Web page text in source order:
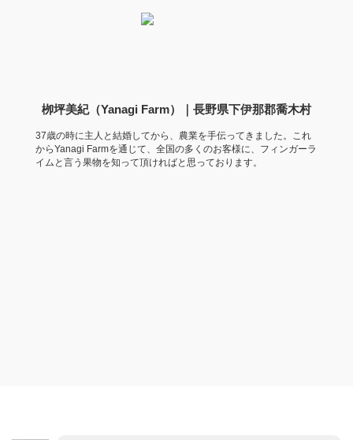
栁坪美紀（Yanagi Farm）｜長野県下伊那郡喬木村
37歳の時に主人と結婚してから、農業を手伝ってきました。これ
からYanagi Farmを通じて、全国の多くのお客様に、フィンガーラ
イムと言う果物を知って頂ければと思っております。